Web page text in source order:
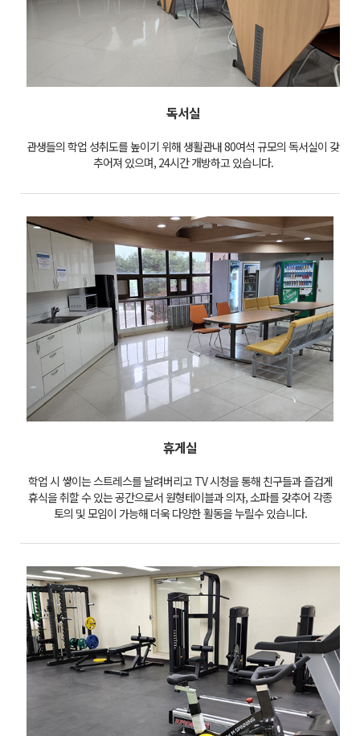
독서실
관생들의 학업 성취도를 높이기 위해 생활관내 80여석 규모의 독서실이 갖
추어져 있으며, 24시간 개방하고 있습니다.
휴게실
학업 시 쌓이는 스트레스를 날려버리고 TV 시청을 통해 친구들과 즐겁게
휴식을 취할 수 있는 공간으로서 원형테이블과 의자, 소파를 갖추어 각종
토의 및 모임이 가능해 더욱 다양한 활동을 누릴수 있습니다.